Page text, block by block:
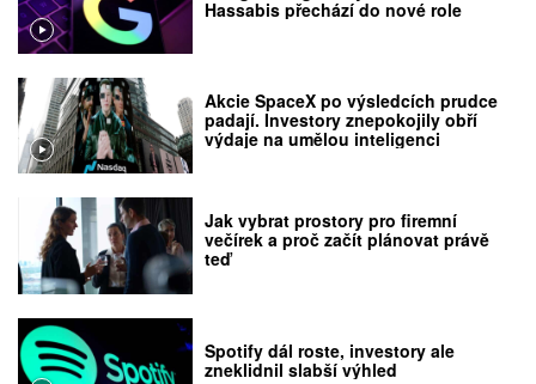
Hassabis přechází do nové role
Akcie SpaceX po výsledcích prudce
padají. Investory znepokojily obří
výdaje na umělou inteligenci
Jak vybrat prostory pro firemní
večírek a proč začít plánovat právě
teď
Spotify dál roste, investory ale
zneklidnil slabší výhled